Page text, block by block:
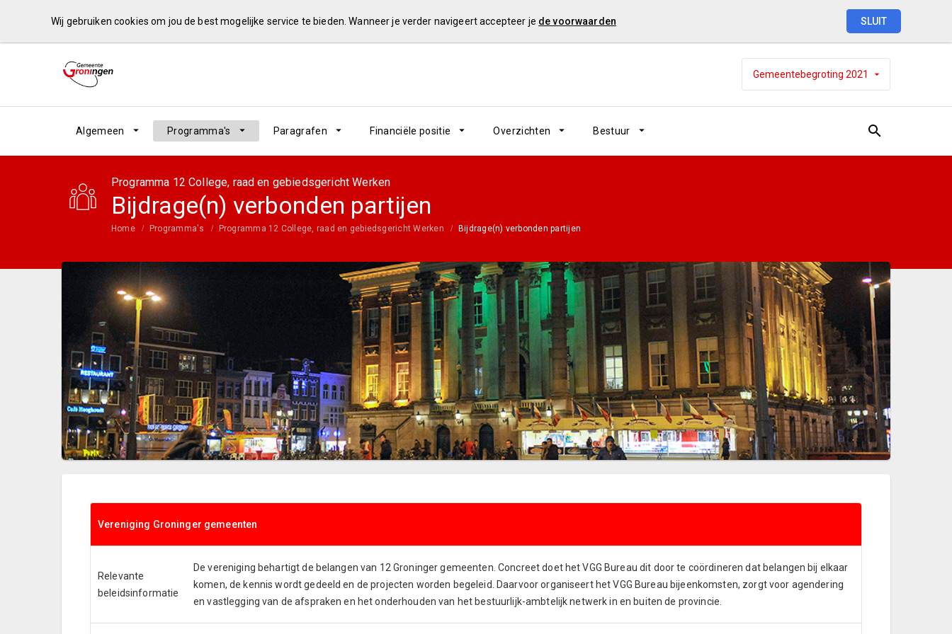
Gemeentebegroting 2021
Algemeen Programma's Paragrafen Financiële positie Overzichten Bestuur
Programma 12 College, raad en gebiedsgericht Werken
Bijdrage(n) verbonden partijen
Home Programma's Programma 12 College, raad en gebiedsgericht Werken Bijdrage(n) verbonden partijen
Vereniging Groninger gemeenten
Relevante
beleidsinformatie
De vereniging behartigt de belangen van 12 Groninger gemeenten. Concreet doet het VGG Bureau dit door te coördineren dat belangen bij elkaar
komen, de kennis wordt gedeeld en de projecten worden begeleid. Daarvoor organiseert het VGG Bureau bijeenkomsten, zorgt voor agendering
en vastlegging van de afspraken en het onderhouden van het bestuurlijk-ambtelijk netwerk in en buiten de provincie.
Wij gebruiken cookies om jou de best mogelijke service te bieden. Wanneer je verder navigeert accepteer je de voorwaarden SLUIT